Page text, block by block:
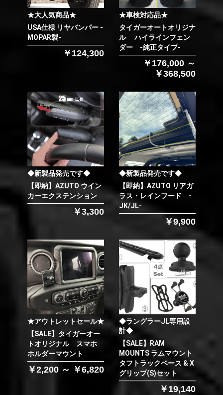
★大人気商品★
USA仕様 リヤバンパー -
MOPAR製-
￥124,300
★車検対応品★
タイガーオートオリジナ
ル ハイラインフェン
ダー -純正タイプ-
￥176,000 ～
￥368,500
◆新製品発売です◆
【即納】AZUTO ウイン
カーエクステンション
￥3,300
◆新製品発売です◆
【即納】AZUTO リアガ
ラス・レインフード -
JK/JL-
￥9,900
★アウトレットセール★
【SALE】タイガーオー
トオリジナル スマホ
ホルダーマウント
￥2,200 ～ ￥6,820
◆ラングラーJL専用設
計◆
【SALE】RAM
MOUNTS ラムマウント
タフトラックベース & X
グリップ(S)セット
￥19,140